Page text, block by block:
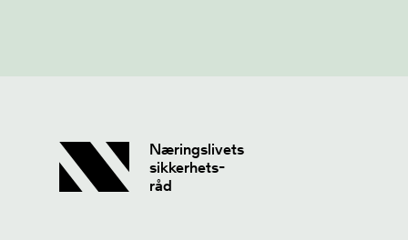
Næringslivets
sikkerhets-
råd